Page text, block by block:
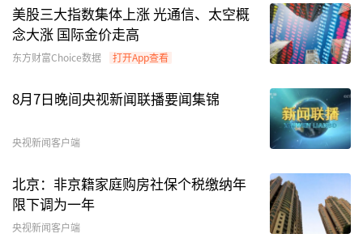
服务的高新技术企业。前三季度公司实现营业总收
入26.98亿元，同比增长11.23%；归母净利润
5.19亿元，同比增长38.02%。
值得一提的是，董承非三季度还加仓了另一只电子
。根据上市公司三季报，截至三季
度末睿郡有孚1号私募证券投资基金持有扬杰科技
455.8万股，相较二季度末加仓200.5万股。睿郡
有孚2号私募证券投资基金和睿郡有孚3号私募证
券投资基金同期则新进该公司前十大流通股股东名
美股三大指数集体上涨 光通信、太空概
念大涨 国际金价走高
东方财富Choice数据 打开App查看
8月7日晚间央视新闻联播要闻集锦
央视新闻客户端
北京：非京籍家庭购房社保个税缴纳年
限下调为一年
央视新闻客户端